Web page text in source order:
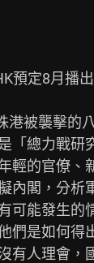
預定8月播
港被襲擊的
「總力戰研
輕的官僚、
內閣，分析
可能發生的
們是如何得
有人理會，